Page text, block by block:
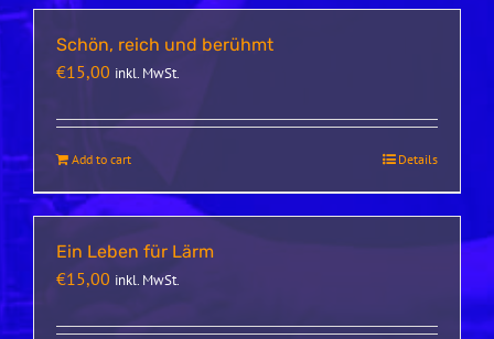
Schön, reich und berühmt
€15,00 inkl. MwSt.
Add to cart Details
Ein Leben für Lärm
€15,00 inkl. MwSt.